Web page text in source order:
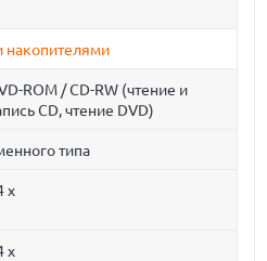
накопителями
ROM / CD-RW (чтение и
CD, чтение DVD)
типа
x
x